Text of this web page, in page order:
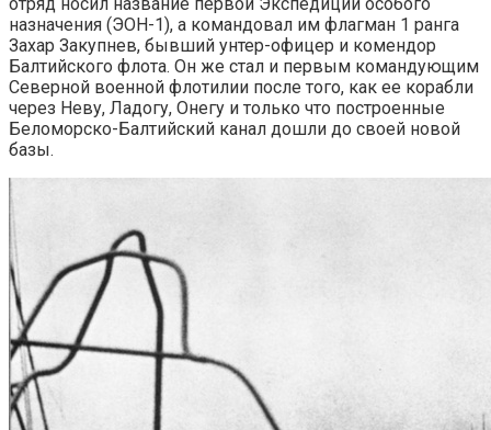
отряд носил название первой Экспедиции особого
назначения (ЭОН-1), а командовал им флагман 1 ранга
Захар Закупнев, бывший унтер-офицер и комендор
Балтийского флота. Он же стал и первым командующим
Северной военной флотилии после того, как ее корабли
через Неву, Ладогу, Онегу и только что построенные
Беломорско-Балтийский канал дошли до своей новой
базы.